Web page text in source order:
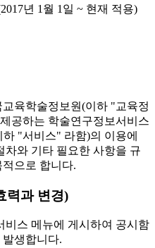
년 1월 1일 ~ 현재 적용)
육학술정보원(이하 "교육정
공하는 학술연구정보서비스
"서비스" 라함)의 이용에
차와 기타 필요한 사항을 규
으로 합니다.
력과 변경)
스 메뉴에 게시하여 공시함
발생합니다.